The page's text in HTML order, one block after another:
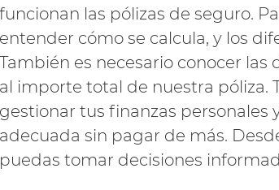
funcionan las pólizas de seguro.
entender cómo se calcula, y los
También es necesario conocer
al importe total de nuestra póliza.
gestionar tus finanzas
adecuada sin pagar de más.
puedas tomar decisiones